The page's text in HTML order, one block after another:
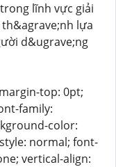
lĩnh vực giải
lựa
d&ugrave;ng
top: 0pt;
family:
color:
normal; font-
vertical-align: